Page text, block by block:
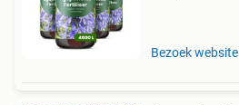
Bezoek website